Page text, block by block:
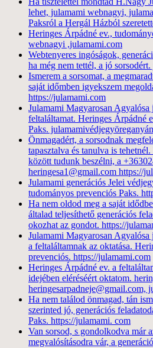
lehet, julamami webnagyi,
Paksról a Hergál Házból
Heringes Árpádné ev.,
webnagyi ,julamami.com
Webtenyeres ingóságok,
ha még nem tettél, a jó
Ismerem a sorsomat, a
saját időmben igyekszem
https://julamami.com
Julamami Magyarosan
feltaláltamat. Heringes Árpádné
Paks.
Önmagadért, a sorsodnak
tapasztalva és tanulva is
között tudunk beszélni, a
heringesa1@gmail.com https://
Julamami generációs Jelei
tudományos prevenciós Paks.
Ha nem oldod meg a saját
általad teljesíthető generációs
okozhat az gondot. https://
Julamami Magyarosan
a feltaláltamnak az oktatása.
prevenciós. https://julamami.com
Heringes Árpádné ev. a
idejében eléréséért oktatom.
heringesarpadneje@gmail.com,
Ha nem találod önmagad, tán
szerinted jó, generációs
Paks. https://julamami. com
Van sorsod, s gondolkodva már
megvalósításodra vár, a